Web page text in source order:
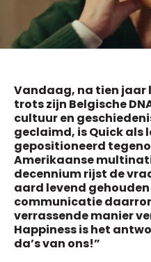
Vandaag, na tien jaar
trots zijn Belgische
cultuur en
geclaimd, is Quick als
gepositioneerd
Amerikaanse
decennium rijst de
aard levend
communicatie
verrassende manier
Happiness is het
da’s van ons!”
Fred Bouchar
0498 88 64 89
f.bouchar@mm.be
Griet Byl
0475 97 12 57
g.byl@mm.be
Chief Editor
Damien Lemaire
0477 37 31 65
d.lemaire@mm.be
BEVESTIGEN
5 x week
1 x week
1 x week
10 x year
10 x year
4 x year
Vragen ?